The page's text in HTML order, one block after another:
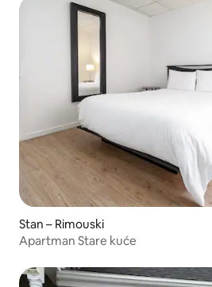
Stan – Rimouski
Apartman Stare kuće